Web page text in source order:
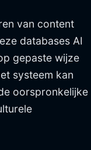
van content
databases AI
gepaste wijze
systeem kan
oorspronkelijke